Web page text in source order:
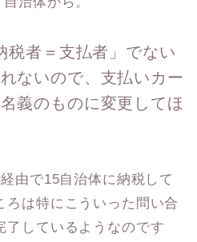
税者＝支払者」でない
ないので、支払いカー
義のものに変更してほ
由で15自治体に納税して
ろは特にこういった問い合
了しているようなのです